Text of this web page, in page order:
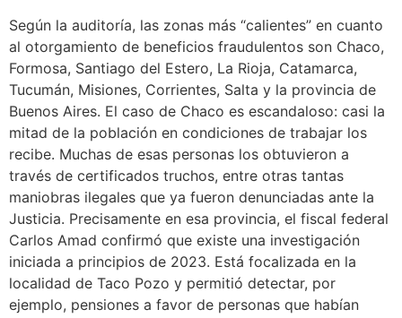
Según la auditoría, las zonas más “calientes” en cuanto
al otorgamiento de beneficios fraudulentos son Chaco,
Formosa, Santiago del Estero, La Rioja, Catamarca,
Tucumán, Misiones, Corrientes, Salta y la provincia de
Buenos Aires. El caso de Chaco es escandaloso: casi la
mitad de la población en condiciones de trabajar los
recibe. Muchas de esas personas los obtuvieron a
través de certificados truchos, entre otras tantas
maniobras ilegales que ya fueron denunciadas ante la
Justicia. Precisamente en esa provincia, el fiscal federal
Carlos Amad confirmó que existe una investigación
iniciada a principios de 2023. Está focalizada en la
localidad de Taco Pozo y permitió detectar, por
ejemplo, pensiones a favor de personas que habían